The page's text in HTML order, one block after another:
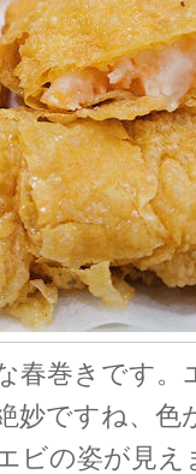
春巻きです。
妙ですね、色
ビの姿が見え